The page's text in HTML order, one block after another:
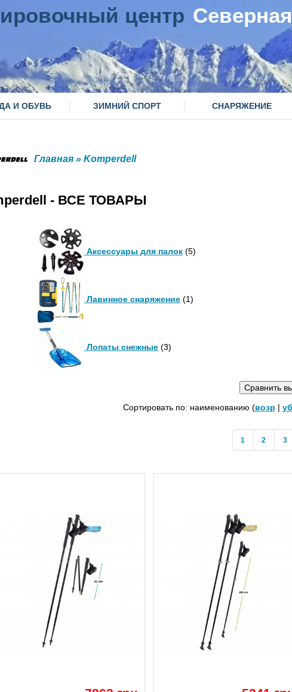
центр
И ОБУВЬ ЗИМНИЙ СПОРТ СНАРЯЖЕНИЕ
Главная » Komperdell
- ВСЕ ТОВАРЫ
Аксессуары для палок (5)
Лавинное снаряжение (1)
Лопаты снежные (3)
Сортировать по: наименованию (возр |
1 2 3